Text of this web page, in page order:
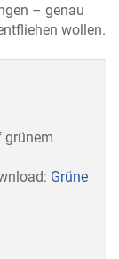
– genau
wollen.
grünem
Grüne